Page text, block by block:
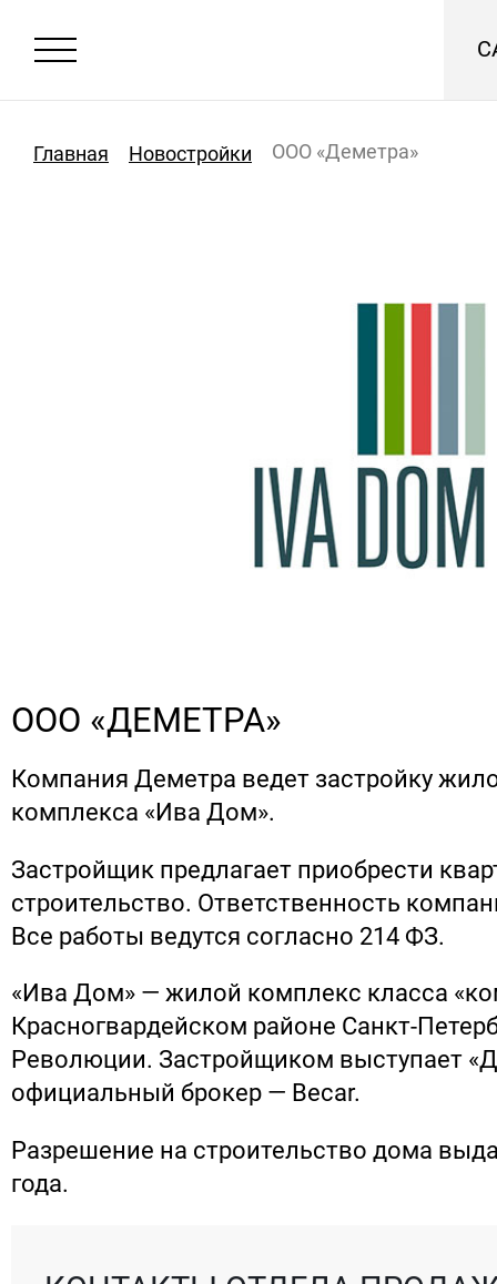
Главная Новостройки ООО «Деметра»
ООО «ДЕМЕТРА»
Компания Деметра ведет застройку
комплекса «Ива Дом».
Застройщик предлагает приобрести
строительство. Ответственность
Все работы ведутся согласно 214 ФЗ.
«Ива Дом» — жилой комплекс класса
Красногвардейском районе Санкт-
Революции. Застройщиком выступает
официальный брокер — Becar.
Разрешение на строительство дома
года.